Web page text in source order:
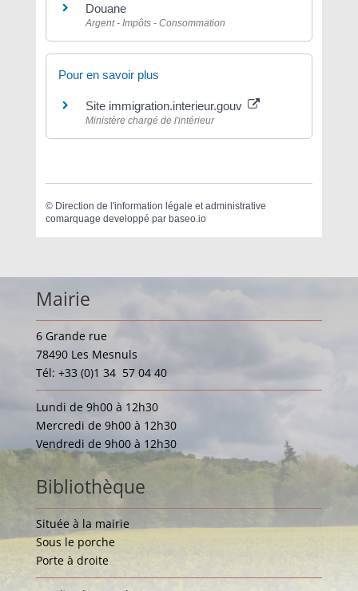
Douane
Argent - Impôts - Consommation
Pour en savoir plus
Site immigration.interieur.gouv
Ministère chargé de l'intérieur
© Direction de l'information légale et administrative
comarquage developpé par baseo.io
Mairie
6 Grande rue
78490 Les Mesnuls
Tél: +33 (0)1 34 57 04 40
Lundi de 9h00 à 12h30
Mercredi de 9h00 à 12h30
Vendredi de 9h00 à 12h30
Bibliothèque
Située à la mairie
Sous le porche
Porte à droite